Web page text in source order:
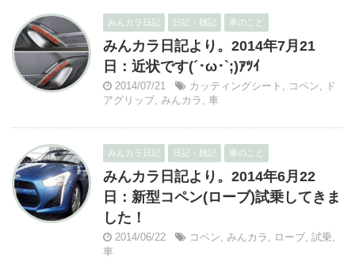
みんカラ日記 日記・雑記 車のこと
みんカラ日記より。2014年7月21
日：近状です(´･ω･`;)ｱﾂｲ
2014/07/21 カッティングシート , コペン,
ド
アグリップ, みんカラ , 車
みんカラ日記 日記・雑記 車のこと
みんカラ日記より。2014年6月22
日：新型コペン(ローブ)試乗してきま
した！
2014/06/22 コペン, みんカラ , ローブ, 試乗,
車